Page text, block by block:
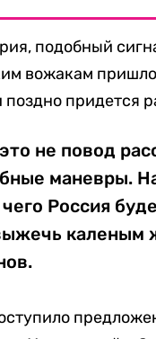
подобный
вожакам
придется
не повод
маневры.
Россия
каленым